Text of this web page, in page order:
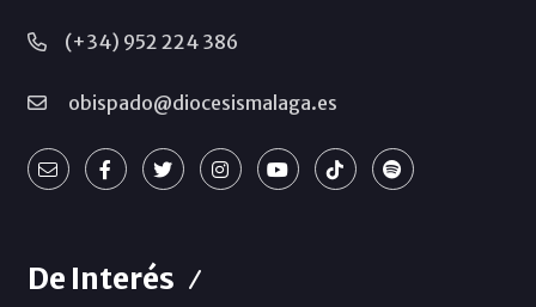
(+34) 952 224 386
obispado@diocesismalaga.es
De Interés